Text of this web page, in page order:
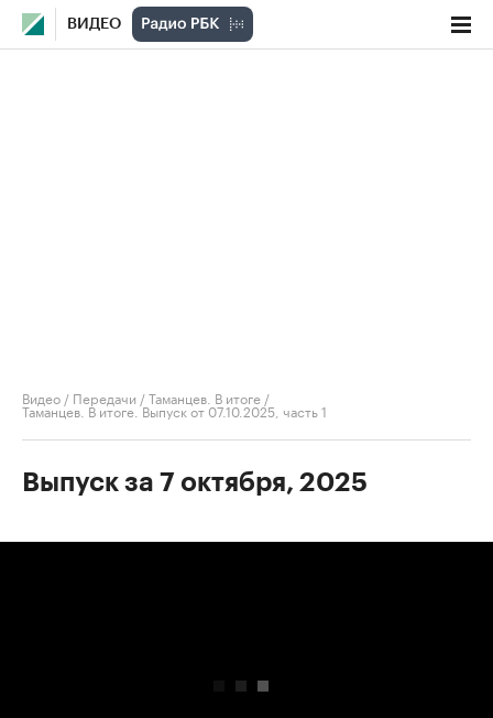
ВИДЕО
Видео / Передачи /Таманцев. В итоге /
Таманцев. В итоге. Выпуск от 07.10.2025, часть 1
Выпуск за 7 октября, 2025